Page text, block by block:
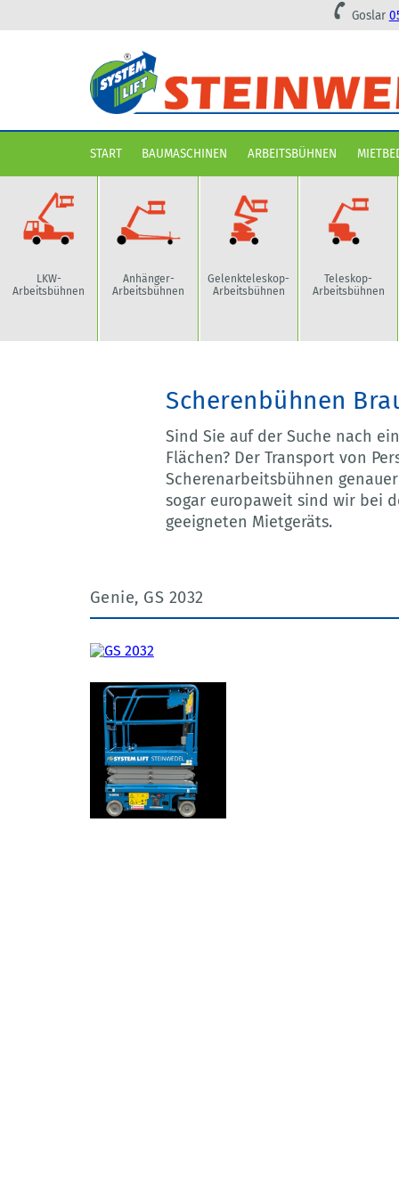
Goslar
START BAUMASCHINEN ARBEITSBÜHNEN
LKW-
Arbeitsbühnen
Anhänger-
Arbeitsbühnen
Gelenkteleskop-
Arbeitsbühnen
Teleskop-
Arbeitsbühnen
Scherenbühnen
Sind Sie auf der Suche nach
Flächen? Der Transport von
Scherenarbeitsbühnen
sogar europaweit sind wir bei
geeigneten Mietgeräts.
Genie, GS 2032